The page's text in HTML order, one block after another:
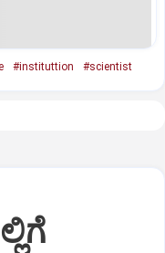
#instituttion #scientist